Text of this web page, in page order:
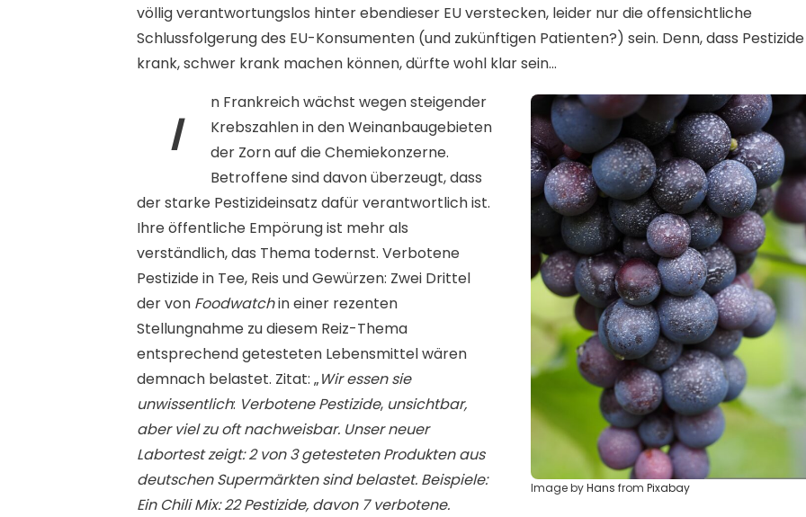
völlig verantwortungslos hinter ebendieser EU verstecken, leider nur die offensichtliche
Schlussfolgerung des EU-Konsumenten (und zukünftigen Patienten?) sein. Denn, dass Pestizide
krank, schwer krank machen können, dürfte wohl klar sein…
Image byHans fromPixabay
I
n Frankreich wächst wegen steigender
Krebszahlen in den Weinanbaugebieten
der Zorn auf die Chemiekonzerne.
Betroffene sind davon überzeugt, dass
der starke Pestizideinsatz dafür verantwortlich ist.
Ihre öffentliche Empörung ist mehr als
verständlich, das Thema todernst. Verbotene
Pestizide in Tee, Reis und Gewürzen: Zwei Drittel
der von Foodwatchin einer rezenten
Stellungnahme zu diesem Reiz-Thema
entsprechend getesteten Lebensmittel wären
demnach belastet. Zitat: „Wir essen sie
unwissentlich: Verbotene Pestizide, unsichtbar,
aber viel zu oft nachweisbar. Unser neuer
Labortest zeigt: 2 von 3 getesteten Produkten aus
deutschen Supermärkten sind belastet. Beispiele:
Ein Chili Mix: 22 Pestizide, davon 7 verbotene.